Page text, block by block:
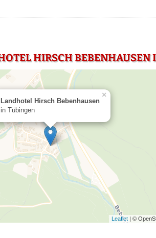
HIRSCH BEBENHAUSEN
Landhotel Hirsch Bebenhausen
in Tübingen
×
Leaflet | ©